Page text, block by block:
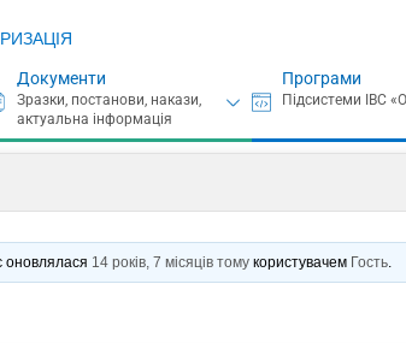
Документи Програми
оновлялася 14 років, 7 місяців тому користувачем Гость